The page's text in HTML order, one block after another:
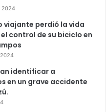
2024
viajante perdió la vida
control de su biciclo en
identificar a
en un grave accidente